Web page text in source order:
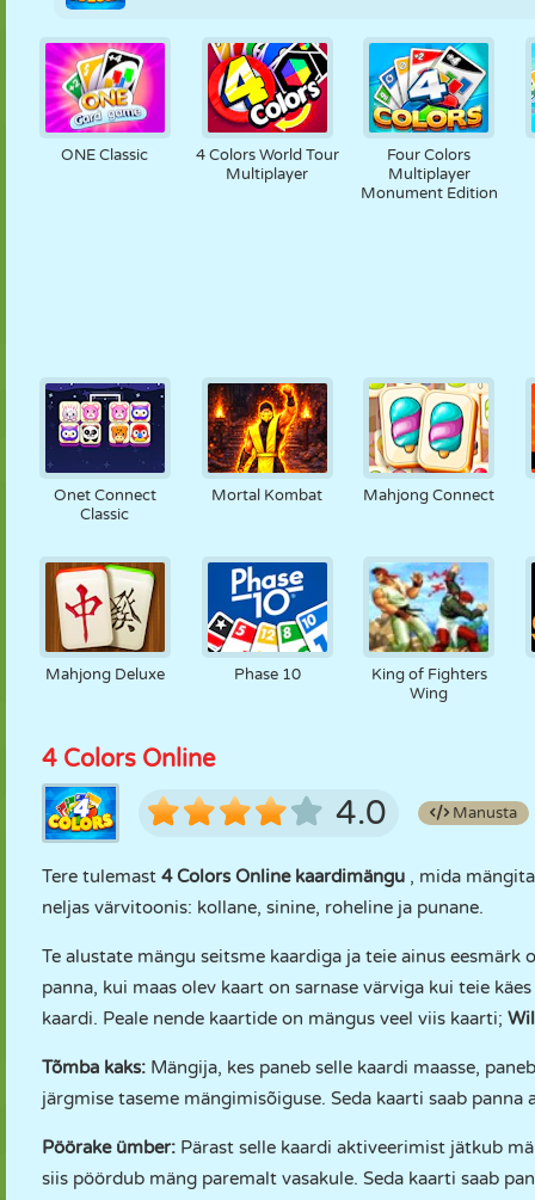
ONE Classic
4 Colors World Tour
Multiplayer
Four Colors
Multiplayer
Monument Edition
Onet Connect
Classic
Mortal Kombat Mahjong Connect
Mahjong Deluxe Phase 10
King of Fighters
Wing
4 Colors Online
4.0 Manusta
Tere tulemast 4 Colors Online kaardimängu , mida
neljas värvitoonis: kollane, sinine, roheline ja punane.
Te alustate mängu seitsme kaardiga ja teie ainus
panna, kui maas olev kaart on sarnase värviga kui teie
kaardi. Peale nende kaartide on mängus veel viis kaarti;
Tõmba kaks: Mängija, kes paneb selle kaardi maasse,
järgmise taseme mängimisõiguse. Seda kaarti saab
Pöörake ümber: Pärast selle kaardi aktiveerimist jätkub
siis pöördub mäng paremalt vasakule. Seda kaarti saab